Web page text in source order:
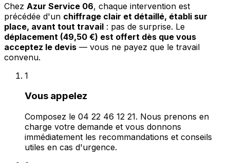
Chez Azur Service 06, chaque intervention est
précédée d'un chiffrage clair et détaillé, établi sur
place, avant tout travail : pas de surprise. Le
déplacement (49,50 €) est offert dès que vous
acceptez le devis — vous ne payez que le travail
convenu.
1
Vous appelez
Composez le 04 22 46 12 21. Nous prenons en
charge votre demande et vous donnons
immédiatement les recommandations et conseils
utiles en cas d'urgence.